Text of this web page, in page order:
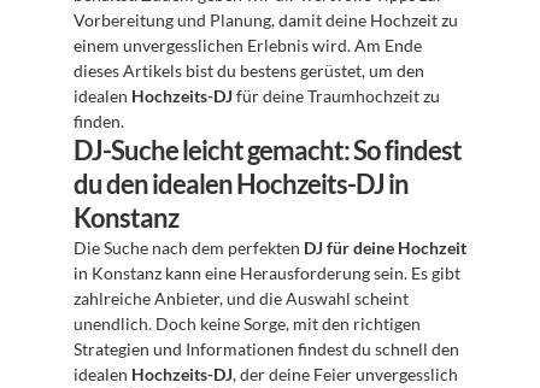
Vorbereitung und Planung, damit deine Hochzeit zu
einem unvergesslichen Erlebnis wird. Am Ende
dieses Artikels bist du bestens gerüstet, um den
idealen Hochzeits-DJ für deine Traumhochzeit zu
finden.
DJ-Suche leicht gemacht: So findest
du den idealen Hochzeits-DJ in
Konstanz
Die Suche nach dem perfekten DJ für deine Hochzeit
in Konstanz kann eine Herausforderung sein. Es gibt
zahlreiche Anbieter, und die Auswahl scheint
unendlich. Doch keine Sorge, mit den richtigen
Strategien und Informationen findest du schnell den
idealen Hochzeits-DJ, der deine Feier unvergesslich